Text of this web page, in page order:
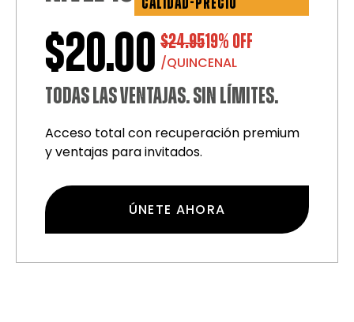
CALIDAD-PRECIO
$20.00 $24.9519% OFF
/QUINCENAL
TODAS LAS VENTAJAS. SIN LÍMITES.
Acceso total con recuperación premium
y ventajas para invitados.
ÚNETE AHORA